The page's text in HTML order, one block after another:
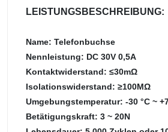
LEISTUNGSBESCHREIBUNG:
Name: Telefonbuchse
Nennleistung: DC 30V 0,5A
Kontaktwiderstand: ≤30mΩ
Isolationswiderstand: ≥100MΩ
Umgebungstemperatur: -30 °C ~
Betätigungskraft: 3 ~ 20N